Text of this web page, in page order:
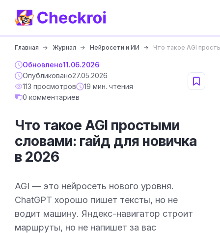
Главная Журнал Нейросети и ИИ Что такое AGI
Обновлено11.06.2026
Опубликовано27.05.2026
113 просмотров
19 мин. чтения
0 комментариев
Что такое AGI простыми
словами: гайд для новичка
в 2026
AGI — это нейросеть нового уровня.
ChatGPT хорошо пишет тексты, но не
водит машину. Яндекс-навигатор строит
маршруты, но не напишет за вас